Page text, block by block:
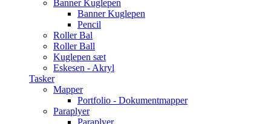
Banner Kuglepen
Banner Kuglepen
Pencil
Roller Bal
Roller Ball
Kuglepen sæt
Eskesen - Akryl
Tasker
Mapper
Portfolio - Dokumentmapper
Paraplyer
Paraplyer